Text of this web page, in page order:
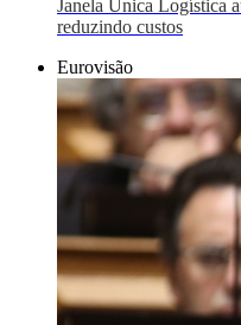
Janela Única Logística
reduzindo custos
Eurovisão